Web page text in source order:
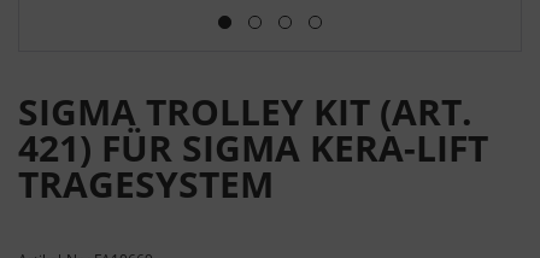
SIGMA TROLLEY KIT (ART.
421) FÜR SIGMA KERA-LIFT
TRAGESYSTEM